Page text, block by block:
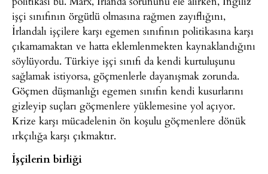
işçi sınıfının örgütlü olmasına rağmen zayıflığını,
İrlandalı işçilere karşı egemen sınıfının politikasına karşı
çıkamamaktan ve hatta eklemlenmekten kaynaklandığını
söylüyordu. Türkiye işçi sınıfı da kendi kurtuluşunu
sağlamak istiyorsa, göçmenlerle dayanışmak zorunda.
Göçmen düşmanlığı egemen sınıfın kendi kusurlarını
gizleyip suçları göçmenlere yüklemesine yol açıyor.
Krize karşı mücadelenin ön koşulu göçmenlere dönük
ırkçılığa karşı çıkmaktır.
İşçilerin birliği